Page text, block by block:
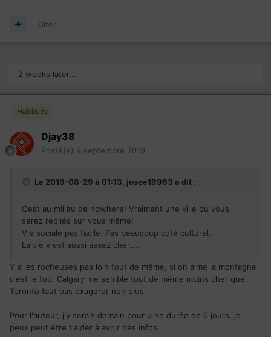
Citer
2 weeks later...
Habitués
Djay38
Posté(e) 9 septembre 2019
Le 2019-08-29 à 01:13, josee19963 a dit :
C’est au milieu de nowhere! Vraiment une ville ou vous
serez repliés sur vous même!
Vie sociale pas facile. Pas beaucoup coté culturel.
La vie y est aussi assez cher....
Y a les rocheuses pas loin tout de même, si on aime la montagne
c'est le top. Calgary me semble tout de même moins cher que
Toronto faut pas exagérer non plus.
Pour l'auteur, j'y serais demain pour u ne durée de 6 jours, je
peux peut être t'aider à avoir des infos.